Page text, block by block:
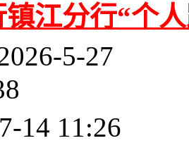
镇江分行“个
5-27
14 11:26